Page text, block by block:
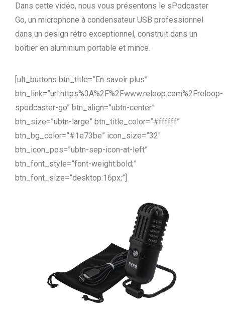
Dans cette vidéo, nous vous présentons le sPodcaster
Go, un microphone à condensateur USB professionnel
dans un design rétro exceptionnel, construit dans un
boîtier en aluminium portable et mince.
[ult_buttons btn_title=”En savoir plus”
btn_link=”url:https%3A%2F%2Fwww.reloop.com%2Freloop-
spodcaster-go” btn_align=”ubtn-center”
btn_size=”ubtn-large” btn_title_color=”#ffffff”
btn_bg_color=”#1e73be” icon_size=”32″
btn_icon_pos=”ubtn-sep-icon-at-left”
btn_font_style=”font-weight:bold;”
btn_font_size=”desktop:16px;”]